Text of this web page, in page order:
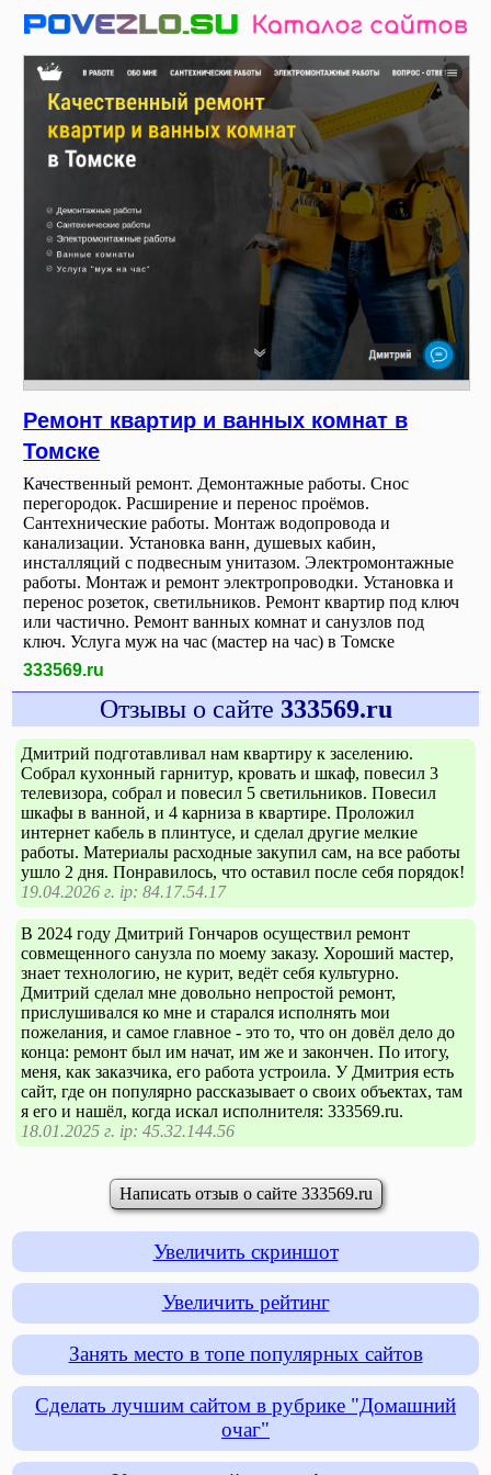
Ремонт квартир и ванных комнат в
Томске
Качественный ремонт. Демонтажные работы. Снос
перегородок. Расширение и перенос проёмов.
Сантехнические работы. Монтаж водопровода и
канализации. Установка ванн, душевых кабин,
инсталляций с подвесным унитазом. Электромонтажные
работы. Монтаж и ремонт электропроводки. Установка и
перенос розеток, светильников. Ремонт квартир под ключ
или частично. Ремонт ванных комнат и санузлов под
ключ. Услуга муж на час (мастер на час) в Томске
333569.ru
Отзывы о сайте 333569.ru
Дмитрий подготавливал нам квартиру к заселению.
Собрал кухонный гарнитур, кровать и шкаф, повесил 3
телевизора, собрал и повесил 5 светильников. Повесил
шкафы в ванной, и 4 карниза в квартире. Проложил
интернет кабель в плинтусе, и сделал другие мелкие
работы. Материалы расходные закупил сам, на все работы
ушло 2 дня. Понравилось, что оставил после себя порядок!
19.04.2026 г. ip: 84.17.54.17
В 2024 году Дмитрий Гончаров осуществил ремонт
совмещенного санузла по моему заказу. Хороший мастер,
знает технологию, не курит, ведёт себя культурно.
Дмитрий сделал мне довольно непростой ремонт,
прислушивался ко мне и старался исполнять мои
пожелания, и самое главное - это то, что он довёл дело до
конца: ремонт был им начат, им же и закончен. По итогу,
меня, как заказчика, его работа устроила. У Дмитрия есть
сайт, где он популярно рассказывает о своих объектах, там
я его и нашёл, когда искал исполнителя: 333569.ru.
18.01.2025 г. ip: 45.32.144.56
Написать отзыв о сайте 333569.ru
Увеличить скриншот
Увеличить рейтинг
Занять место в топе популярных сайтов
Сделать лучшим сайтом в рубрике "Домашний
очаг"